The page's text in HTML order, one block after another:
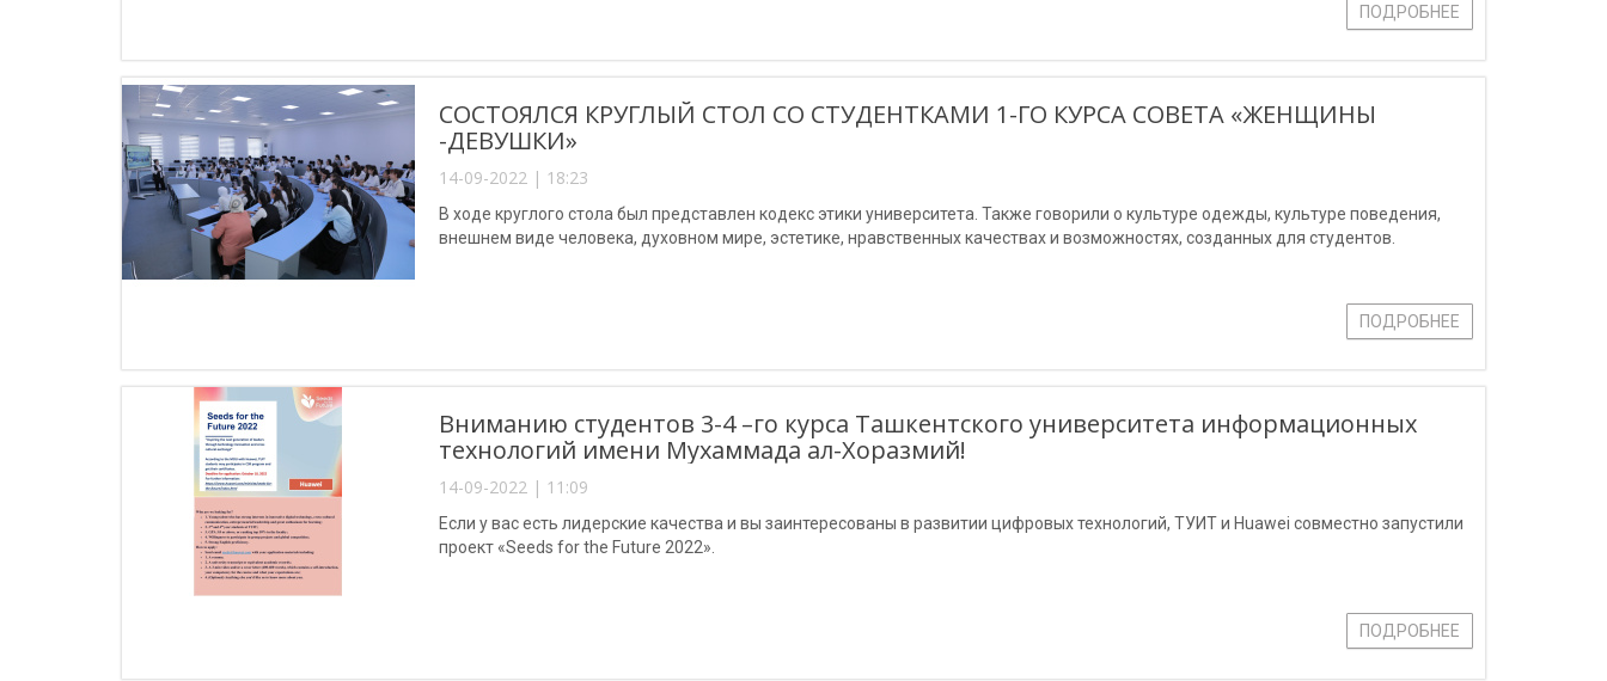
ПОДРОБНЕЕ
СОСТОЯЛСЯ КРУГЛЫЙ СТОЛ СО СТУДЕНТКАМИ 1-ГО КУРСА СОВЕТА «ЖЕНЩИНЫ
-ДЕВУШКИ»
14-09-2022 | 18:23
В ходе круглого стола был представлен кодекс этики университета. Также говорили о культуре одежды, культуре поведения,
внешнем виде человека, духовном мире, эстетике, нравственных качествах и возможностях, созданных для студентов.
ПОДРОБНЕЕ
Вниманию студентов 3-4 –го курса Ташкентского университета информационных
технологий имени Мухаммада ал-Хоразмий!
14-09-2022 | 11:09
Если у вас есть лидерские качества и вы заинтересованы в развитии цифровых технологий, ТУИТ и Huawei совместно запустили
проект «Seeds for the Future 2022».
ПОДРОБНЕЕ